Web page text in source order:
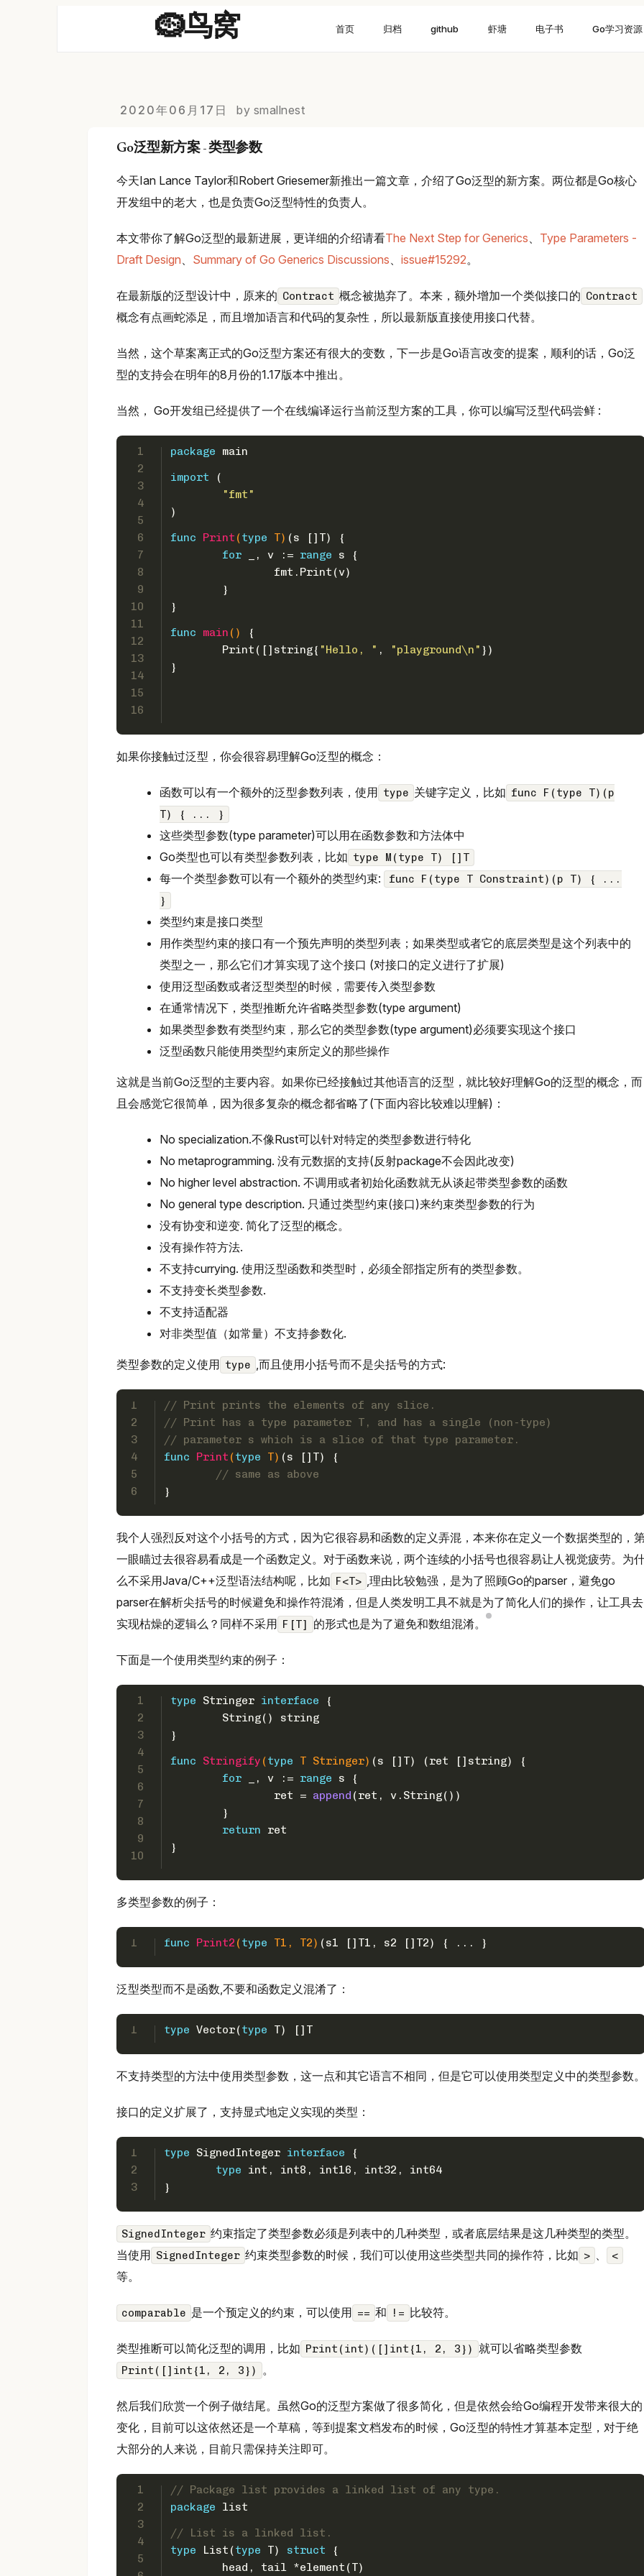
🪹鸟窝 首页 归档 github 虾塘 电子书 Go学习资源
2020年06月17日 by smallnest
Go泛型新方案 - 类型参数
今天Ian Lance Taylor和Robert Griesemer新推出一篇文章，介绍了Go泛型的新方案。两位都是Go核心
开发组中的老大，也是负责Go泛型特性的负责人。
本文带你了解Go泛型的最新进展，更详细的介绍请看The Next Step for Generics、 Type Parameters -
Draft Design、 Summary of Go Generics Discussions、 issue#15292。
在最新版的泛型设计中，原来的 Contract 概念被抛弃了。本来，额外增加一个类似接口的 Contract
概念有点画蛇添足，而且增加语言和代码的复杂性，所以最新版直接使用接口代替。
当然，这个草案离正式的Go泛型方案还有很大的变数，下一步是Go语言改变的提案，顺利的话，Go泛
型的支持会在明年的8月份的1.17版本中推出。
当然， Go开发组已经提供了一个在线编译运行当前泛型方案的工具，你可以编写泛型代码尝鲜 :
1
2
3
4
5
6
7
8
9
10
11
12
13
14
15
16
package main
import (
"fmt"
)
func
Print (type T) (s []T) {
for _, v := range s {
		fmt.Print(v)
	}
}
func
main ()
{
	Print([]
string{ "Hello, " , "playground\n" })
}
如果你接触过泛型，你会很容易理解Go泛型的概念：
函数可以有一个额外的泛型参数列表，使用 type 关键字定义，比如 func F(type T)(p
T) { ... }
这些类型参数(type parameter)可以用在函数参数和方法体中
Go类型也可以有类型参数列表，比如 type M(type T) []T
每一个类型参数可以有一个额外的类型约束:
func F(type T Constraint)(p T) { ...
}
类型约束是接口类型
用作类型约束的接口有一个预先声明的类型列表；如果类型或者它的底层类型是这个列表中的
类型之一，那么它们才算实现了这个接口 (对接口的定义进行了扩展)
使用泛型函数或者泛型类型的时候，需要传入类型参数
在通常情况下，类型推断允许省略类型参数(type argument)
如果类型参数有类型约束，那么它的类型参数(type argument)必须要实现这个接口
泛型函数只能使用类型约束所定义的那些操作
这就是当前Go泛型的主要内容。如果你已经接触过其他语言的泛型，就比较好理解Go的泛型的概念，而
且会感觉它很简单，因为很多复杂的概念都省略了(下面内容比较难以理解)：
No specialization.不像Rust可以针对特定的类型参数进行特化
No metaprogramming. 没有元数据的支持(反射package不会因此改变)
No higher level abstraction. 不调用或者初始化函数就无从谈起带类型参数的函数
No general type description. 只通过类型约束(接口)来约束类型参数的行为
没有协变和逆变. 简化了泛型的概念。
没有操作符方法.
不支持currying. 使用泛型函数和类型时，必须全部指定所有的类型参数。
不支持变长类型参数.
不支持适配器
对非类型值（如常量）不支持参数化.
类型参数的定义使用 type ,而且使用小括号而不是尖括号的方式:
1
2
3
4
5
6
// Print prints the elements of any slice.
// Print has a type parameter T, and has a single (non-type)
// parameter s which is a slice of that type parameter.
func
Print (type T) (s []T) {
// same as above
}
我个人强烈反对这个小括号的方式，因为它很容易和函数的定义弄混，本来你在定义一个数据类型的，
一眼瞄过去很容易看成是一个函数定义。对于函数来说，两个连续的小括号也很容易让人视觉疲劳。为
么不采用Java/C++泛型语法结构呢，比如 F<T> ,理由比较勉强，是为了照顾Go的parser，避免go
parser在解析尖括号的时候避免和操作符混淆，但是人类发明工具不就是为了简化人们的操作，让工具去
实现枯燥的逻辑么？同样不采用 F[T] 的形式也是为了避免和数组混淆。
下面是一个使用类型约束的例子：
1
2
3
4
5
6
7
8
9
10
type Stringer interface {
	String()
string
}
func
Stringify (type T Stringer) (s []T) (ret [] string) {
for _, v := range s {
		ret =
append (ret, v.String())
	}
return ret
}
多类型参数的例子：
1 func Print2 (type T1, T2) (s1 []T1, s2 []T2) { ... }
泛型类型而不是函数,不要和函数定义混淆了：
1 type Vector(type T) []T
不支持类型的方法中使用类型参数，这一点和其它语言不相同，但是它可以使用类型定义中的类型参数
接口的定义扩展了，支持显式地定义实现的类型：
1
2
3
type SignedInteger interface {
type
int , int8 , int16 , int32 , int64
}
SignedInteger 约束指定了类型参数必须是列表中的几种类型，或者底层结果是这几种类型的类型。
当使用 SignedInteger 约束类型参数的时候，我们可以使用这些类型共同的操作符，比如 > 、 <
等。
comparable 是一个预定义的约束，可以使用 == 和 != 比较符。
类型推断可以简化泛型的调用，比如 Print(int)([]int{1, 2, 3}) 就可以省略类型参数
Print([]int{1, 2, 3}) 。
然后我们欣赏一个例子做结尾。虽然Go的泛型方案做了很多简化，但是依然会给Go编程开发带来很大的
变化，目前可以这依然还是一个草稿，等到提案文档发布的时候，Go泛型的特性才算基本定型，对于绝
大部分的人来说，目前只需保持关注即可。
1
2
3
4
5
// Package list provides a linked list of any type.
package list
// List is a linked list.
type List(type T) struct {
	head, tail *element(T)